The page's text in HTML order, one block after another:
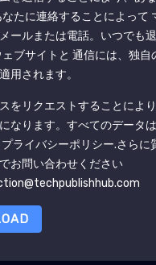
なたに連絡することによって
ールまたは電話。いつでも退
ェブサイトと 通信には、独自
用されます。
をリクエストすることによ
なります。すべてのデータ
プライバシーポリシー.さらに
お問い合わせください